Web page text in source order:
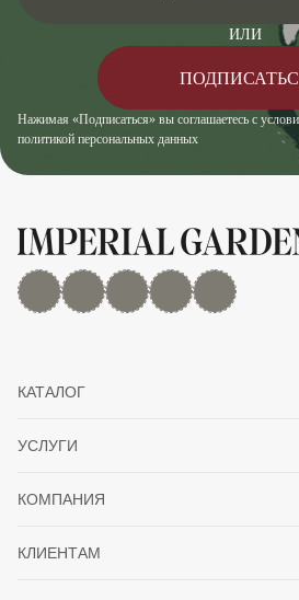
Нажимая «Подписаться» вы соглашаетесь с
политикой персональных данных
ИЛИ
MAX Дзен YouTuberutubeTelegram
КАТАЛОГ
УСЛУГИ
КОМПАНИЯ
КЛИЕНТАМ